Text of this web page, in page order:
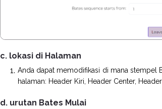
c. lokasi di Halaman
Anda dapat memodifikasi di mana stempel
halaman: Header Kiri, Header Center,
d. urutan Bates Mulai